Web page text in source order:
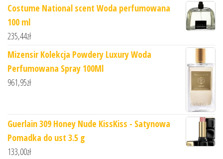
Costume National scent Woda perfumowana
100 ml
235,44zł
Mizensir Kolekcja Powdery Luxury Woda
Perfumowana Spray 100Ml
961,95zł
Guerlain 309 Honey Nude KissKiss - Satynowa
Pomadka do ust 3.5 g
133,00zł